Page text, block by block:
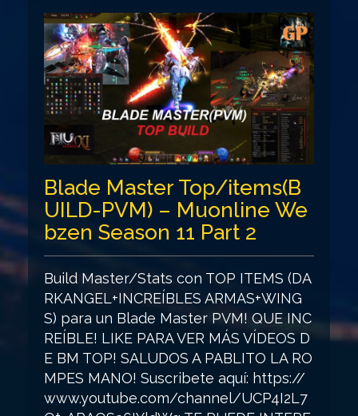
Blade Master Top/items(B
UILD-PVM) – Muonline We
bzen Season 11 Part 2
Build Master/Stats con TOP ITEMS (DA
RKANGEL+INCREÍBLES ARMAS+WING
S) para un Blade Master PVM! QUE INC
REÍBLE! LIKE PARA VER MÁS VÍDEOS D
E BM TOP! SALUDOS A PABLITO LA RO
MPES MANO! Suscribete aquí: https://
www.youtube.com/channel/UCP4I2L7